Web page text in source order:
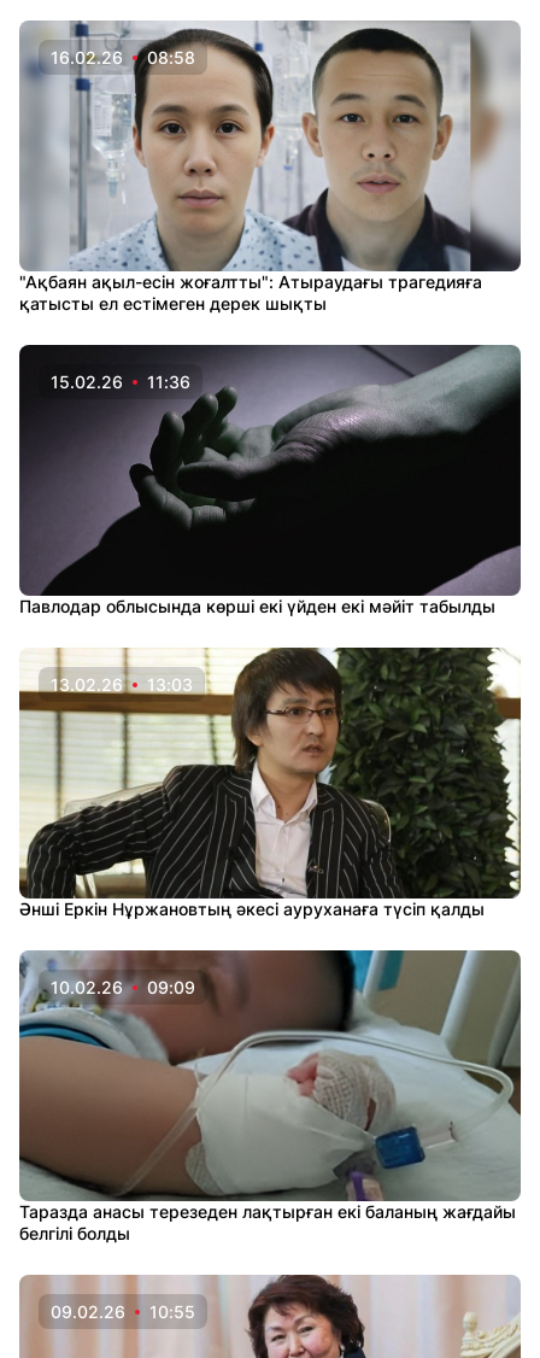
16.02.26 08:58
"Ақбаян ақыл-есін жоғалтты": Атыраудағы трагедияға
қатысты ел естімеген дерек шықты
15.02.26 11:36
Павлодар облысында көрші екі үйден екі мәйіт табылды
13.02.26 13:03
Әнші Еркін Нұржановтың әкесі ауруханаға түсіп қалды
10.02.26 09:09
Таразда анасы терезеден лақтырған екі баланың жағдайы
белгілі болды
09.02.26 10:55